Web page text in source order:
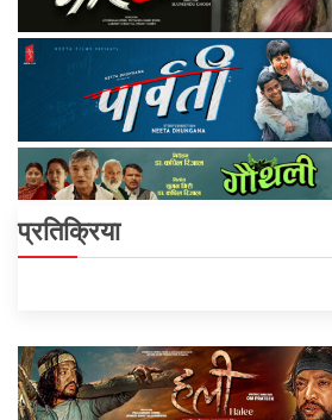
प्रतिक्रिया